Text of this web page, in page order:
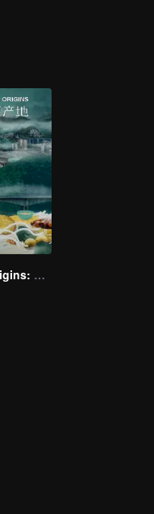
Flavorful Origins: Gui Yang